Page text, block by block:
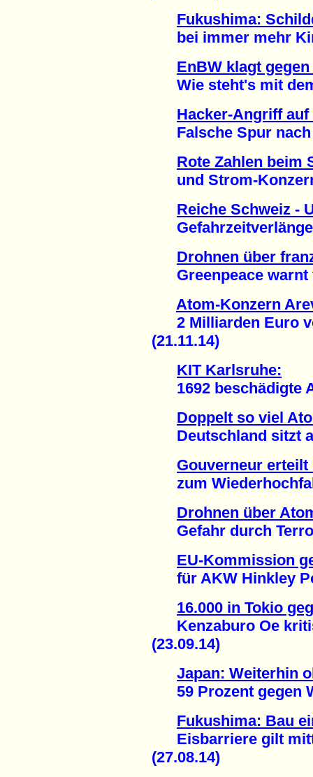
Fukushima:
bei immer mehr
EnBW klagt
Wie steht's mit
Hacker-Angriff
Falsche Spur nach
Rote Zahlen beim
und Strom-
Reiche Schweiz -
Drohnen über
Greenpeace warnt
Atom-Konzern
2 Milliarden Euro
(21.11.14)
KIT Karlsruhe:
1692 beschädigte
Doppelt so viel
Deutschland sitzt
Gouverneur erteilt
zum
Drohnen über
Gefahr durch
EU-Kommission
für AKW Hinkley
16.000 in Tokio
Kenzaburo Oe
(23.09.14)
Japan: Weiterhin
59 Prozent gegen
Fukushima: Bau
Eisbarriere gilt
(27.08.14)